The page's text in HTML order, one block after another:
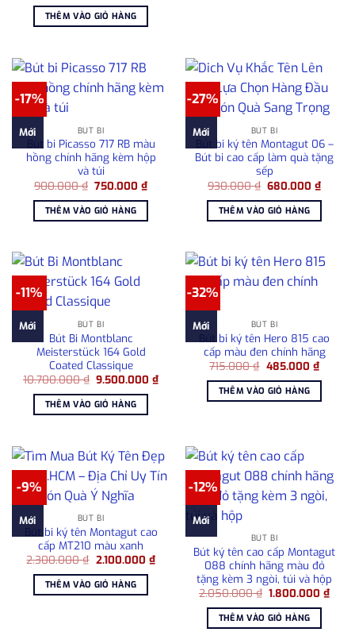
là:
2.300.000 ₫.
THÊM VÀO GIỎ HÀNG
-17%
Mới BÚT BI
Bút bi Picasso 717 RB màu
hồng chính hãng kèm hộp
và túi
900.000₫ Giá
là:
900.000 ₫.
750.000₫Giá
hiện
750.000 ₫.
THÊM VÀO GIỎ HÀNG
-27%
Mới BÚT BI
Bút bi ký tên Montagut 06 –
Bút bi cao cấp làm quà tặng
sếp
930.000₫ Giá
là:
930.000 ₫.
680.000₫Giá
hiện
THÊM VÀO GIỎ HÀNG
-11%
Mới BÚT BI
Bút Bi Montblanc
Meisterstück 164 Gold
Coated Classique
10.700.000₫ Giá
là:
10.700.000 ₫.
9.500.000₫Giá
hiện
THÊM VÀO GIỎ HÀNG
-32%
Mới BÚT BI
Bút bi ký tên Hero 815 cao
cấp màu đen chính hãng
715.000₫ Giá
là:
715.000 ₫.
485.000 ₫Giá
hiện
tại
THÊM VÀO GIỎ HÀNG
-9%
Mới BÚT BI
Bút bi ký tên Montagut cao
cấp MT210 màu xanh
2.300.000₫ Giá
là:
2.300.000 ₫.
2.100.000 ₫Giá
hiện
2.100.000 ₫.
THÊM VÀO GIỎ HÀNG
-12%
Mới
BÚT BI
Bút ký tên cao cấp Montagut
088 chính hãng màu đỏ
tặng kèm 3 ngòi, túi và hộp
2.050.000₫ Giá
là:
2.050.000 ₫.
1.800.000₫Giá
hiện
THÊM VÀO GIỎ HÀNG